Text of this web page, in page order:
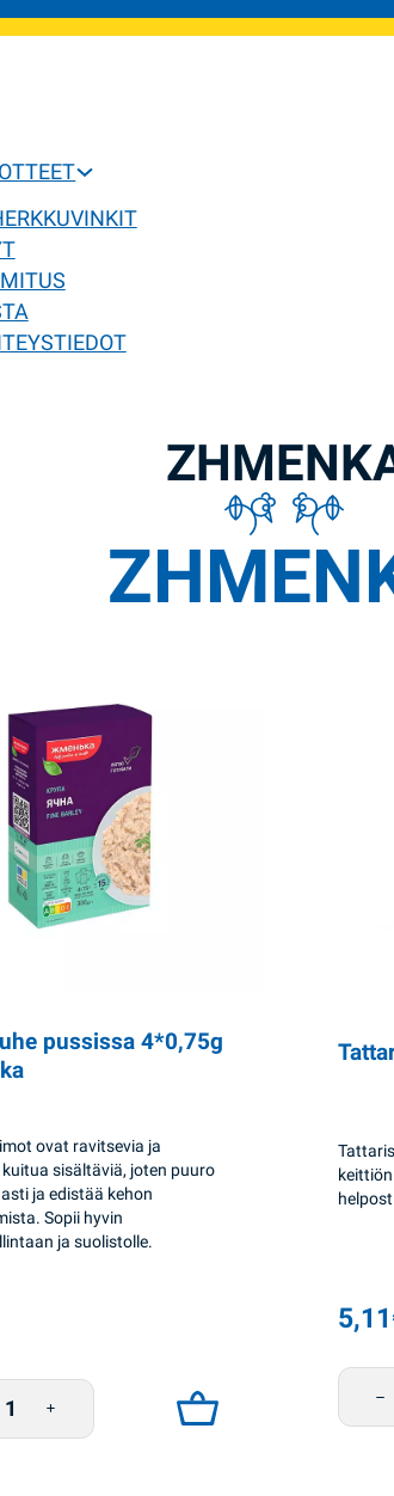
pussissa 4*0,75g
ovat ravitsevia ja
sisältäviä, joten puuro
ja edistää kehon
Sopii hyvin
ja suolistolle.
pussissa 4*0,75g Zhmenka määrä
5,11